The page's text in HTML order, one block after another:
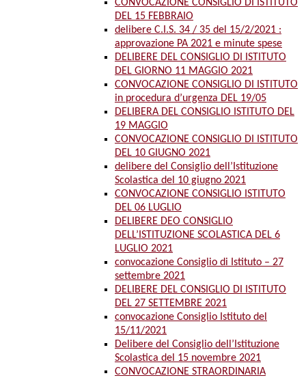
CONVOCAZIONE CONSIGLIO DI ISTITUTO
DEL 15 FEBBRAIO
delibere C.I.S. 34 / 35 del 15/2/2021 :
approvazione PA 2021 e minute spese
DELIBERE DEL CONSIGLIO DI ISTITUTO
DEL GIORNO 11 MAGGIO 2021
CONVOCAZIONE CONSIGLIO DI ISTITUTO
in procedura d’urgenza DEL 19/05
DELIBERA DEL CONSIGLIO ISTITUTO DEL
19 MAGGIO
CONVOCAZIONE CONSIGLIO DI ISTITUTO
DEL 10 GIUGNO 2021
delibere del Consiglio dell’Istituzione
Scolastica del 10 giugno 2021
CONVOCAZIONE CONSIGLIO ISTITUTO
DEL 06 LUGLIO
DELIBERE DEO CONSIGLIO
DELL’ISTITUZIONE SCOLASTICA DEL 6
LUGLIO 2021
convocazione Consiglio di Istituto – 27
settembre 2021
DELIBERE DEL CONSIGLIO DI ISTITUTO
DEL 27 SETTEMBRE 2021
convocazione Consiglio Istituto del
15/11/2021
Delibere del Consiglio dell’Istituzione
Scolastica del 15 novembre 2021
CONVOCAZIONE STRAORDINARIA